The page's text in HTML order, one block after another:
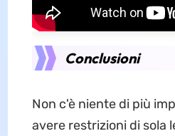
Conclusioni
Non c'è niente di più
avere restrizioni di sola